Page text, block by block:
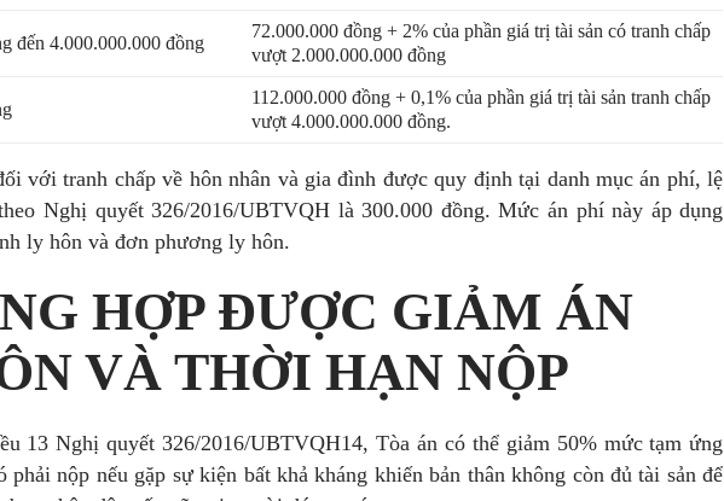
đến 4.000.000.000 đồng
72.000.000 đồng + 2% của phần giá trị tài sản có tranh chấp
vượt 2.000.000.000 đồng
112.000.000 đồng + 0,1% của phần giá trị tài sản tranh chấp
vượt 4.000.000.000 đồng.
với tranh chấp về hôn nhân và gia đình được quy định tại danh mục án phí, lệ
Nghị quyết 326/2016/UBTVQH là 300.000 đồng. Mức án phí này áp dụng
ly hôn và đơn phương ly hôn.
HỢP ĐƯỢC GIẢM ÁN
VÀ THỜI HẠN NỘP
13 Nghị quyết 326/2016/UBTVQH14, Tòa án có thể giảm 50% mức tạm ứng
nộp nếu gặp sự kiện bất khả kháng khiến bản thân không còn đủ tài sản để